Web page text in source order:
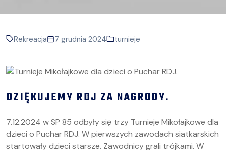
Rekreacja 7 grudnia 2024 turnieje
DZIĘKUJEMY RDJ ZA NAGRODY.
7.12.2024 w SP 85 odbyły się trzy Turnieje Mikołajkowe dla
dzieci o Puchar RDJ. W pierwszych zawodach siatkarskich
startowały dzieci starsze. Zawodnicy grali trójkami. W